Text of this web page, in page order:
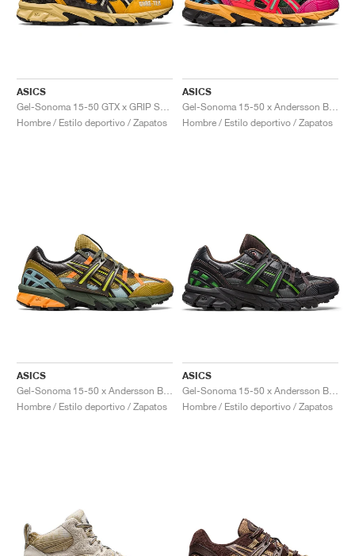
ASICS
Hombre / Estilo deportivo / Zapatos
ASICS
Hombre / Estilo deportivo / Zapatos
ASICS
Hombre / Estilo deportivo / Zapatos
ASICS
Hombre / Estilo deportivo / Zapatos